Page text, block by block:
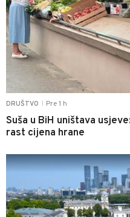
DRUŠTVO Pre 1 h
Suša u BiH uništava
rast cijena hrane